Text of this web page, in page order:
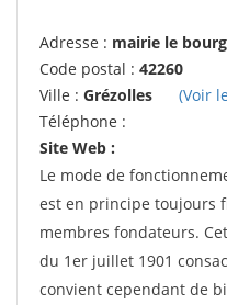
Adresse : mairie le bourg
Code postal : 42260
Ville : Grézolles
(Voir
Téléphone :
Site Web :
Le mode de
est en principe toujours
membres fondateurs.
du 1er juillet 1901
convient cependant de